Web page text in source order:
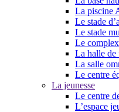
La piscine
Le stade
Le stade
Le
La halle de
La salle
Le centre
La jeunesse
Le centre
L’espace